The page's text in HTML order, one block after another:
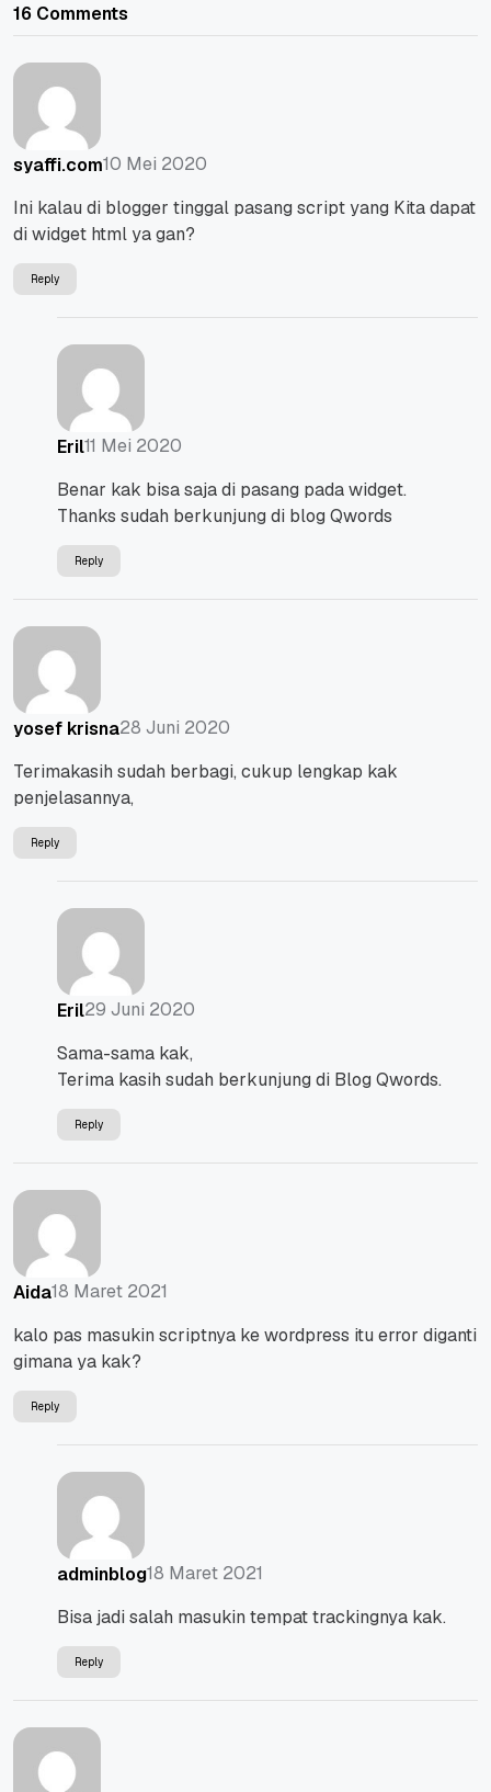
16 Comments
syaffi.com10 Mei 2020
Ini kalau di blogger tinggal pasang script yang Kita dapat
di widget html ya gan?
Reply
Eril11 Mei 2020
Benar kak bisa saja di pasang pada widget.
Thanks sudah berkunjung di blog Qwords
Reply
yosef krisna28 Juni 2020
Terimakasih sudah berbagi, cukup lengkap kak
penjelasannya,
Reply
Eril29 Juni 2020
Sama-sama kak,
Terima kasih sudah berkunjung di Blog Qwords.
Reply
Aida18 Maret 2021
kalo pas masukin scriptnya ke wordpress itu error diganti
gimana ya kak?
Reply
adminblog18 Maret 2021
Bisa jadi salah masukin tempat trackingnya kak.
Reply